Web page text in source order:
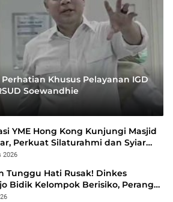
Khusus Pelayanan IGD
Soewandhie
YME Hong Kong Kunjungi Masjid
Perkuat Silaturahmi dan Syiar
Lil ‘Alamin
2026
Tunggu Hati Rusak! Dinkes
Bidik Kelompok Berisiko, Perang
Lawan Hepatitis